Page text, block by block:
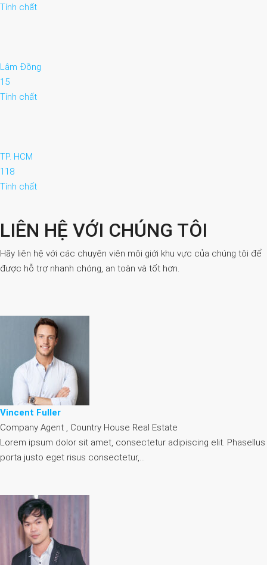
Tính chất
Lâm Đồng
15
Tính chất
TP. HCM
118
Tính chất
LIÊN HỆ VỚI CHÚNG TÔI
Hãy liên hệ với các chuyên viên môi giới khu vực của chúng tôi để
được hỗ trợ nhanh chóng, an toàn và tốt hơn.
Vincent Fuller
Company Agent , Country House Real Estate
Lorem ipsum dolor sit amet, consectetur adipiscing elit. Phasellus
porta justo eget risus consectetur,…